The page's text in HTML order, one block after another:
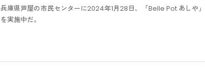
兵庫県芦屋の市民センターに2024年1月28日、「Belle Pot あしや
を実施中だ。